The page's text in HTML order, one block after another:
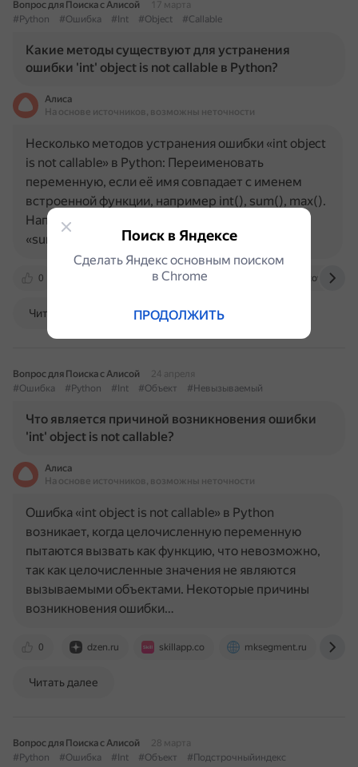
Вопрос для Поиска с Алисой
17 марта
#Python
#Ошибка #Int #Object #Callable
Какие методы существуют для устранения
ошибки 'int' object is not callable в Python?
Алиса
На основе источников, возможны неточности
0 careerkarma.com builtin.com
Несколько методов устранения ошибки «int object
is not callable» в Python: Переименовать
переменную, если её имя совпадает с именем
встроенной функции, например int(), sum(), max().
Например, вместо «sum» использовать
«sum_of_ages». Указать…
Читать далее
Вопрос для Поиска с Алисой
24 апреля
#Ошибка
#Python #Int #Объект #Невызываемый
Что является причиной возникновения ошибки
'int' object is not callable?
Алиса
На основе источников, возможны неточности
0 dzen.ru skillapp.co mksegment.ru
Ошибка «int object is not callable» в Python
возникает, когда целочисленную переменную
пытаются вызвать как функцию, что невозможно,
так как целочисленные значения не являются
вызываемыми объектами. Некоторые причины
возникновения ошибки…
Читать далее
Вопрос для Поиска с Алисой
28 марта
#Python
#Ошибка #Int #Объект #Подстрочныйиндекс
Поиск в Яндексе
Сделать Яндекс основным поиском
в Сhrome
ПРОДОЛЖИТЬ